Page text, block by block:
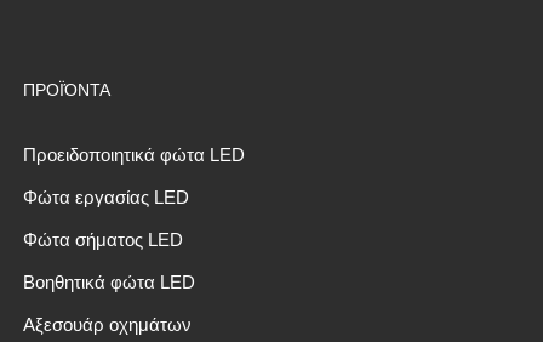
ΠΡΟΪΌΝΤΑ
Προειδοποιητικά φώτα LED
Φώτα εργασίας LED
Φώτα σήματος LED
Βοηθητικά φώτα LED
Αξεσουάρ οχημάτων